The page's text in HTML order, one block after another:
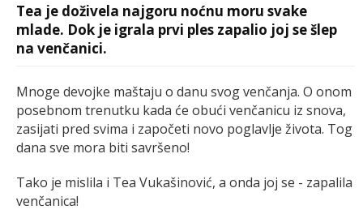
Tea je doživela najgoru noćnu moru svake
mlade. Dok je igrala prvi ples zapalio joj se šlep
na venčanici.
Mnoge devojke maštaju o danu svog venčanja. O onom
posebnom trenutku kada će obući venčanicu iz snova,
zasijati pred svima i započeti novo poglavlje života. Tog
dana sve mora biti savršeno!
Tako je mislila i Tea Vukašinović, a onda joj se - zapalila
venčanica!